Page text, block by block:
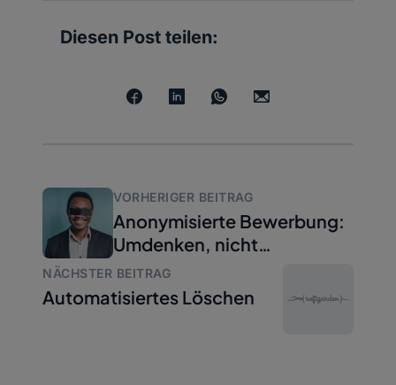
Diesen Post teilen:
VORHERIGER BEITRAG
Anonymisierte Bewerbung:
Umdenken, nicht
verstecken!
NÄCHSTER BEITRAG
Automatisiertes Löschen